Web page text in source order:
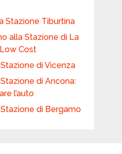
Stazione Tiburtina
alla Stazione di La
Cost
di Vicenza
di Ancona:
l’auto
di Bergamo